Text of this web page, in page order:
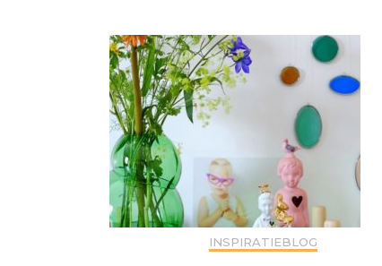
INSPIRATIEBLOG